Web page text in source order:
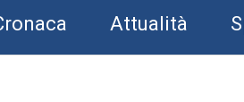
Attualità